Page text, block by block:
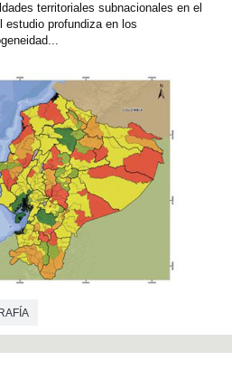
territoriales subnacionales en el
estudio profundiza en los